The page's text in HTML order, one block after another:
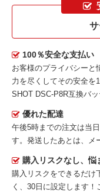
100％安全な支払い
お客様のプライバシーと
力を尽くしてその安全を
SHOT DSC-P8R互換バ
優れた配達
午後5時までの注文は当
す。発送したあとは、メ
購入リスクなし、悩
購入リスクをできるだけ
く、30日に設定します